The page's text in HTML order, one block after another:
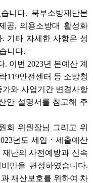
니다. 북부소방재난본
공, 의용소방대 활성화
기타 자세한 사항은 성
니다.
이번 2023년 본예산 계
119안전센터 등 소방청
와 사업기간 변경사항
안 설명서를 참고해 주
회 위원장님 그리고 위
년도 세입ㆍ세출예산
난의 사전예방과 신속
만을 편성하였습니다.
재산보호를 위하여 차